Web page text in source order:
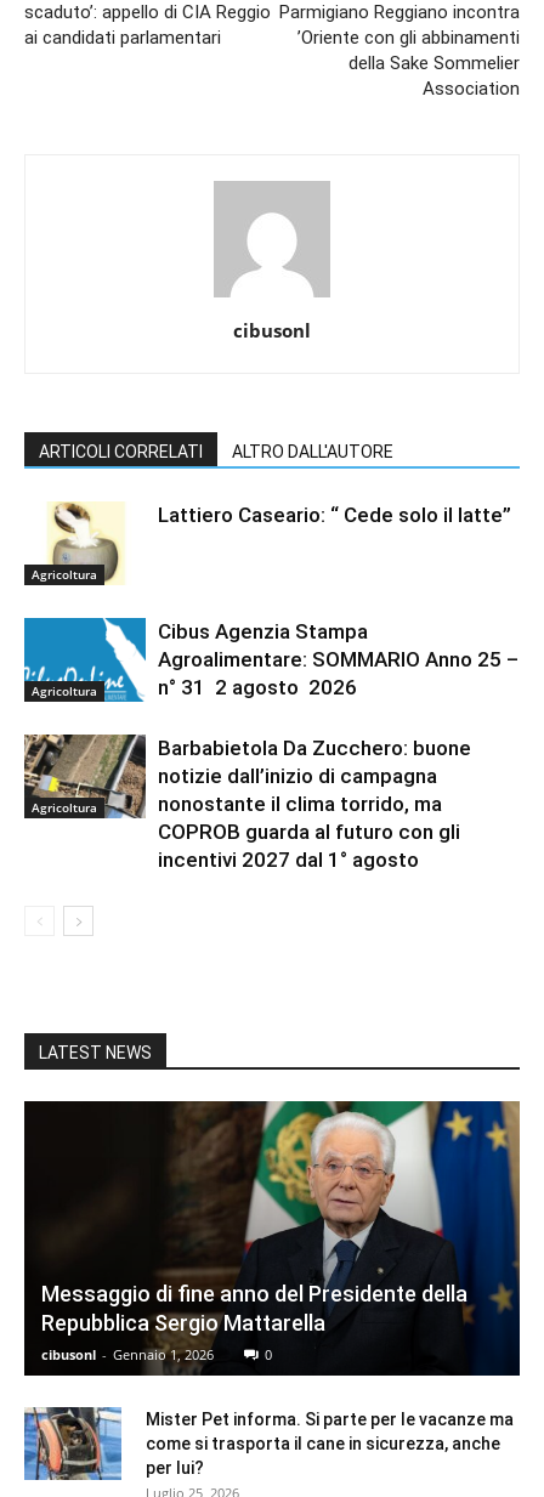
scaduto’: appello di CIA Reggio
ai candidati parlamentari
Parmigiano Reggiano incontra
’Oriente con gli abbinamenti
della Sake Sommelier
Association
cibusonl
ARTICOLI CORRELATI ALTRO DALL'AUTORE
Agricoltura
Lattiero Caseario: “ Cede solo il latte”
Agricoltura
Cibus Agenzia Stampa
Agroalimentare: SOMMARIO Anno 25 –
n° 31 2 agosto 2026
Agricoltura
Barbabietola Da Zucchero: buone
notizie dall’inizio di campagna
nonostante il clima torrido, ma
COPROB guarda al futuro con gli
incentivi 2027 dal 1° agosto
LATEST NEWS
Messaggio di fine anno del Presidente della
Repubblica Sergio Mattarella
cibusonl - Gennaio 1, 2026 0
Mister Pet informa. Si parte per le vacanze ma
come si trasporta il cane in sicurezza, anche
per lui?
Luglio 25, 2026